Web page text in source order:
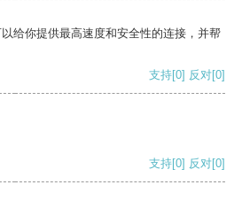
给你提供最高速度和安全性的连接，并帮
支持[0] 反对[0]
支持[0] 反对[0]